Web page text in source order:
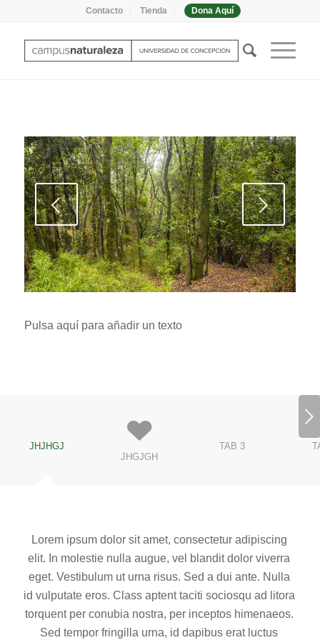
Contacto Tienda Dona Aquí
Posterior
Pulsa aquí para añadir un texto
JHJHGJ
JHGJGH
TAB 3
Lorem ipsum dolor sit amet, consectetur adipiscing
elit. In molestie nulla augue, vel blandit dolor viverra
eget. Vestibulum ut urna risus. Sed a dui ante. Nulla
id vulputate eros. Class aptent taciti sociosqu ad litora
torquent per conubia nostra, per inceptos himenaeos.
Sed tempor fringilla urna, id dapibus erat luctus